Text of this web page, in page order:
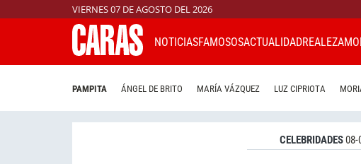
VIERNES 07 DE AGOSTO DEL 2026
NOTICIASFAMOSOSACTUALIDADREALEZA
PAMPITA ÁNGEL DE BRITO MARÍA VÁZQUEZ LUZ CIPRIOTA
CELEBRIDADES08-